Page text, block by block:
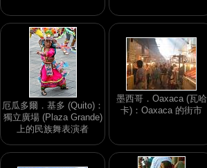
厄瓜多爾．基多 (Quito)：
獨立廣場 (Plaza Grande)
上的民族舞表演者
墨西哥．Oaxaca (瓦哈
卡)：Oaxaca 的街市